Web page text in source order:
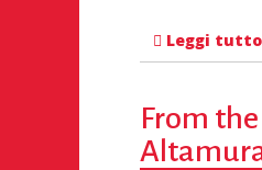
Leggi
From